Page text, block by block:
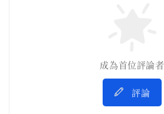
成為首位評論者
評論